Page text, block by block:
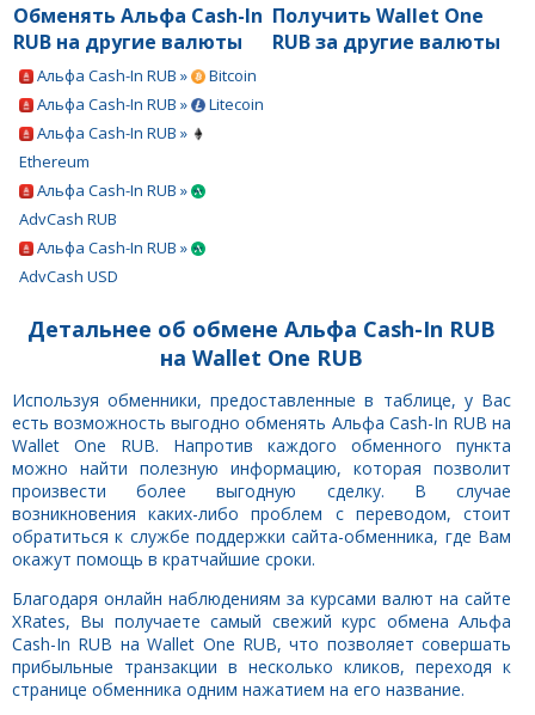
Обменять Альфа Cash-In
RUB на другие валюты
Альфа Cash-In RUB »
Bitcoin
Альфа Cash-In RUB »
Litecoin
Альфа Cash-In RUB »
Ethereum
Альфа Cash-In RUB »
AdvCash RUB
Альфа Cash-In RUB »
AdvCash USD
Получить Wallet One
RUB за другие валюты
Детальнее об обмене Альфа Cash-In RUB
на Wallet One RUB
Используя обменники, предоставленные в таблице, у Вас
есть возможность выгодно обменять Альфа Cash-In RUB на
Wallet One RUB. Напротив каждого обменного пункта
можно найти полезную информацию, которая позволит
произвести более выгодную сделку. В случае
возникновения каких-либо проблем с переводом, стоит
обратиться к службе поддержки сайта-обменника, где Вам
окажут помощь в кратчайшие сроки.
Благодаря онлайн наблюдениям за курсами валют на сайте
XRates, Вы получаете самый свежий курс обмена Альфа
Cash-In RUB на Wallet One RUB, что позволяет совершать
прибыльные транзакции в несколько кликов, переходя к
странице обменника одним нажатием на его название.